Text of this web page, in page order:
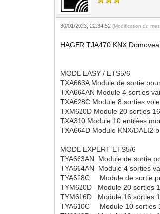
30/01/2023, 22:34:52(Modification du
HAGER TJA470 KNX
MODE EASY / ETS5/6
TXA663A Module de sortie
TXA664AN Module 4 sorties
TXA628C Module 8 sorties
TXM620D Module 20 sorties
TXA310 Module 10 entrées
TXA664D Module KNX/DALI2
MODE EXPERT ETS5/6
TYA663AN Module de sortie
TYA664AN Module 4 sorties
TYA628C Module de sortie
TYM620D Module 20 sorties
TYM616D Module 16 sorties
TYA610C Module 10 sorties